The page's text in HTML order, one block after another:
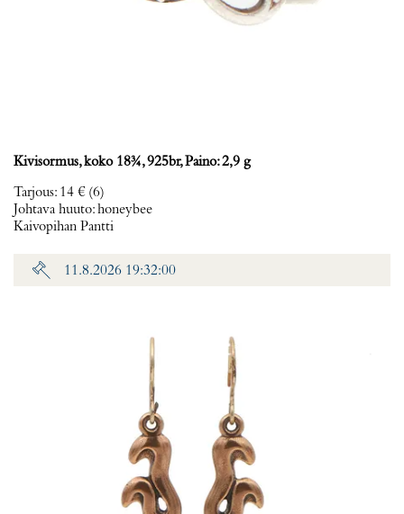
Kivisormus, koko 18¾, 925br, Paino: 2,9 g
Tarjous: 14 € (6)
Johtava huuto:honeybee
Kaivopihan Pantti
11.8.2026 19:32:00